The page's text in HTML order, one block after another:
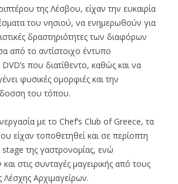
της Λέσβου, είχαν την ευκαιρία
του νησιού, να ενημερωθούν για
δραστηριότητες των διαφόρων
από το αντίστοιχο έντυπο
που διατίθεντο, καθώς και να
φυσικές ομορφιές και την
του τόπου.
με το Chef’s Club of Greece, τα
είχαν τοποθετηθεί και σε περίοπτη
της γαστρονομίας, ενώ
στις συνταγές μαγειρικής από τους
Αρχιμαγείρων.